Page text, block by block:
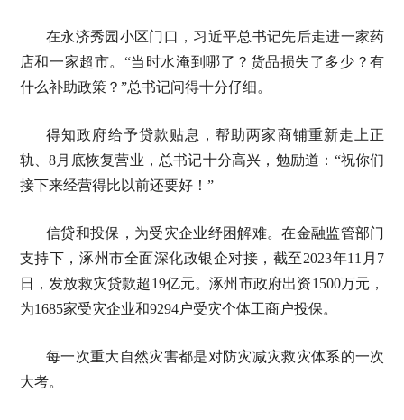
在永济秀园小区门口，习近平总书记先后走进一家药
店和一家超市。“当时水淹到哪了？货品损失了多少？有
什么补助政策？”总书记问得十分仔细。
得知政府给予贷款贴息，帮助两家商铺重新走上正
轨、8月底恢复营业，总书记十分高兴，勉励道：“祝你们
接下来经营得比以前还要好！”
信贷和投保，为受灾企业纾困解难。在金融监管部门
支持下，涿州市全面深化政银企对接，截至2023年11月7
日，发放救灾贷款超19亿元。涿州市政府出资1500万元，
为1685家受灾企业和9294户受灾个体工商户投保。
每一次重大自然灾害都是对防灾减灾救灾体系的一次
大考。